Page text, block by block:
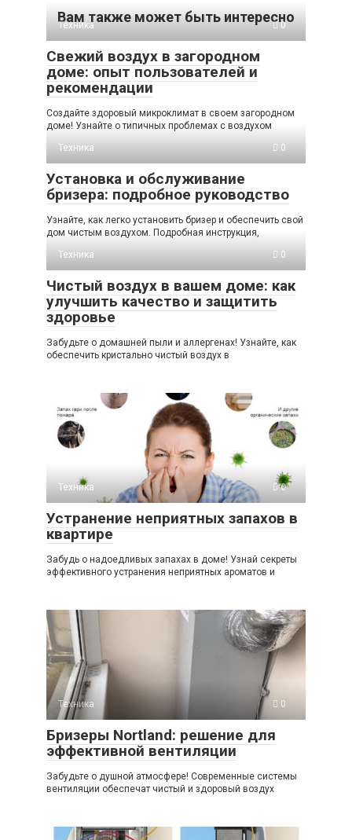
Вам также может быть интересно
Техника 0
Свежий воздух в загородном
доме: опыт пользователей и
рекомендации
Создайте здоровый микроклимат в своем загородном
доме! Узнайте о типичных проблемах с воздухом
Техника
0
Установка и обслуживание
бризера: подробное руководство
Узнайте, как легко установить бризер и обеспечить свой
дом чистым воздухом. Подробная инструкция,
Техника
0
Чистый воздух в вашем доме: как
улучшить качество и защитить
здоровье
Забудьте о домашней пыли и аллергенах! Узнайте, как
обеспечить кристально чистый воздух в
Техника 0
Устранение неприятных запахов в
квартире
Забудь о надоедливых запахах в доме! Узнай секреты
эффективного устранения неприятных ароматов и
Техника 0
Бризеры Nortland: решение для
эффективной вентиляции
Забудьте о душной атмосфере! Современные системы
вентиляции обеспечат чистый и здоровый воздух